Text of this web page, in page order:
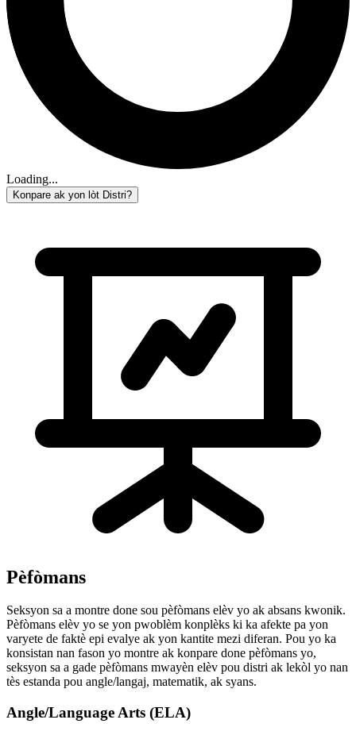
Loading...
Konpare ak yon lòt Distri?
Pèfòmans
Seksyon sa a montre done sou pèfòmans elèv yo ak absans kwonik.
Pèfòmans elèv yo se yon pwoblèm konplèks ki ka afekte pa yon
varyete de faktè epi evalye ak yon kantite mezi diferan. Pou yo ka
konsistan nan fason yo montre ak konpare done pèfòmans yo,
seksyon sa a gade pèfòmans mwayèn elèv pou distri ak lekòl yo nan
tès estanda pou angle/langaj, matematik, ak syans.
Angle/Language Arts (ELA)